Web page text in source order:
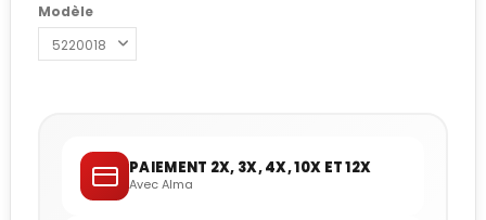
Modèle
PAIEMENT 2X, 3X, 4X, 10X ET 12X
Avec Alma